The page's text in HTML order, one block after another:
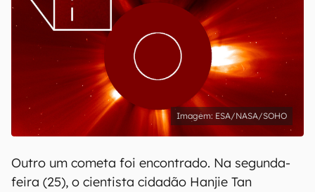
ESA/NASA/SOHO
Outro um cometa foi encontrado. Na segunda-
feira (25), o cientista cidadão Hanjie Tan